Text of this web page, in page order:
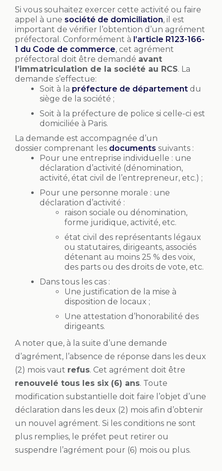
Si vous souhaitez exercer cette activité ou faire
appel à une société de domiciliation, il est
important de vérifier l’obtention d’un agrément
préfectoral. Conformément à l’article R123-166-
1 du Code de commerce, cet agrément
préfectoral doit être demandé avant
l’immatriculation de la société au RCS. La
demande s’effectue:
Soit à la préfecture de département du
siège de la société ;
Soit à la préfecture de police si celle-ci est
domiciliée à Paris.
La demande est accompagnée d’un
dossier comprenant les documents suivants :
Pour une entreprise individuelle : une
déclaration d’activité (dénomination,
activité, état civil de l’entrepreneur, etc.) ;
Pour une personne morale : une
déclaration d’activité :
raison sociale ou dénomination,
forme juridique, activité, etc.
état civil des représentants légaux
ou statutaires, dirigeants, associés
détenant au moins 25 % des voix,
des parts ou des droits de vote, etc.
Dans tous les cas :
Une justification de la mise à
disposition de locaux ;
Une attestation d’honorabilité des
dirigeants.
A noter que, à la suite d’une demande
d’agrément, l’absence de réponse dans les deux
(2) mois vaut refus. Cet agrément doit être
renouvelé tous les six (6) ans. Toute
modification substantielle doit faire l’objet d’une
déclaration dans les deux (2) mois afin d’obtenir
un nouvel agrément. Si les conditions ne sont
plus remplies, le préfet peut retirer ou
suspendre l’agrément pour (6) mois ou plus.